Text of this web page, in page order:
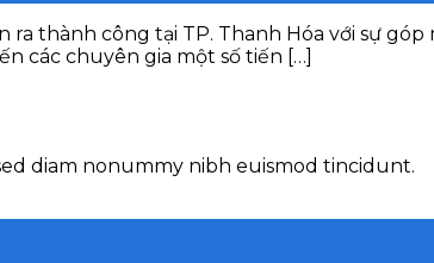
thành công tại TP. Thanh Hóa với sự
các chuyên gia một số tiến […]
diam nonummy nibh euismod tincidunt.